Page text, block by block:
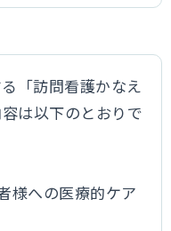
「訪問看護かなえ
は以下のとおりで
様への医療的ケア